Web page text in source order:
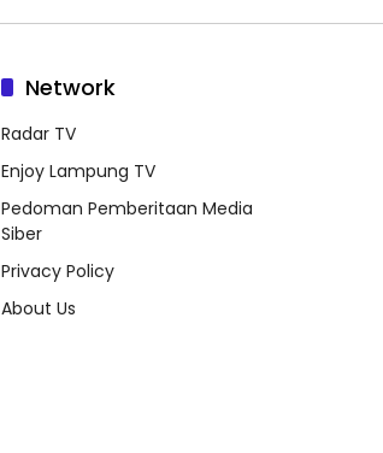
Network
Radar TV
Enjoy Lampung TV
Pedoman Pemberitaan Media
Siber
Privacy Policy
About Us